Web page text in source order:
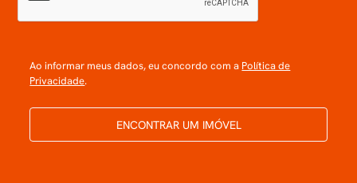
Ao informar meus dados, eu concordo com a Política de
Privacidade.
ENCONTRAR UM IMÓVEL